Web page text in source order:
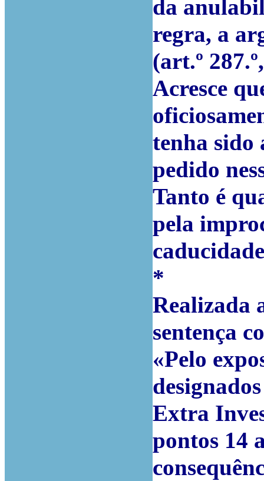
da
regra, a
(art.º
Acresce
tenha sido
pedido
Tanto é
pela
*
Realizada
sentença
«Pelo
Extra
pontos 14